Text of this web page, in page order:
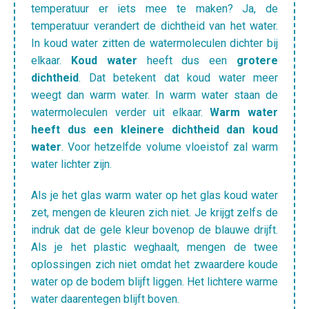
temperatuur er iets mee te maken? Ja, de
temperatuur verandert de dichtheid van het water.
In koud water zitten de watermoleculen dichter bij
elkaar. Koud water heeft dus een grotere
dichtheid. Dat betekent dat koud water meer
weegt dan warm water. In warm water staan de
watermoleculen verder uit elkaar.Warm water
heeft dus een kleinere dichtheid dan koud
water. Voor hetzelfde volume vloeistof zal warm
water lichter zijn.
Als je het glas warm water op het glas koud water
zet, mengen de kleuren zich niet. Je krijgt zelfs de
indruk dat de gele kleur bovenop de blauwe drijft.
Als je het plastic weghaalt, mengen de twee
oplossingen zich niet omdat het zwaardere koude
water op de bodem blijft liggen. Het lichtere warme
water daarentegen blijft boven.